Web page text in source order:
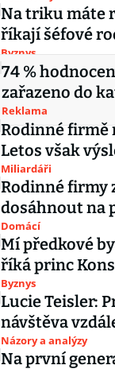
Na triku máte
říkají šéfové
Byznys
74 %
zařazeno do
Reklama
Rodinné firmě
Letos však
Miliardáři
Rodinné firmy
dosáhnout na
Domácí
Mí předkové
říká princ
Byznys
Lucie Teisler:
návštěva
Názory a analýzy
Na první